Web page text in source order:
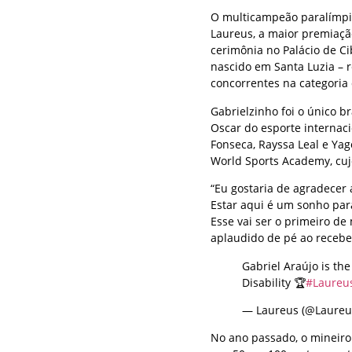
O multicampeão
Laureus, a maior
cerimônia no Palácio de
nascido em Santa Luzia
concorrentes na
Gabrielzinho foi o único
Oscar do esporte
Fonseca, Rayssa Leal e
World Sports Academy,
“Eu gostaria de
Estar aqui é um sonho
Esse vai ser o primeiro
aplaudido de pé ao
Gabriel Araújo is
Disability 🏆
— Laureus
No ano passado, o